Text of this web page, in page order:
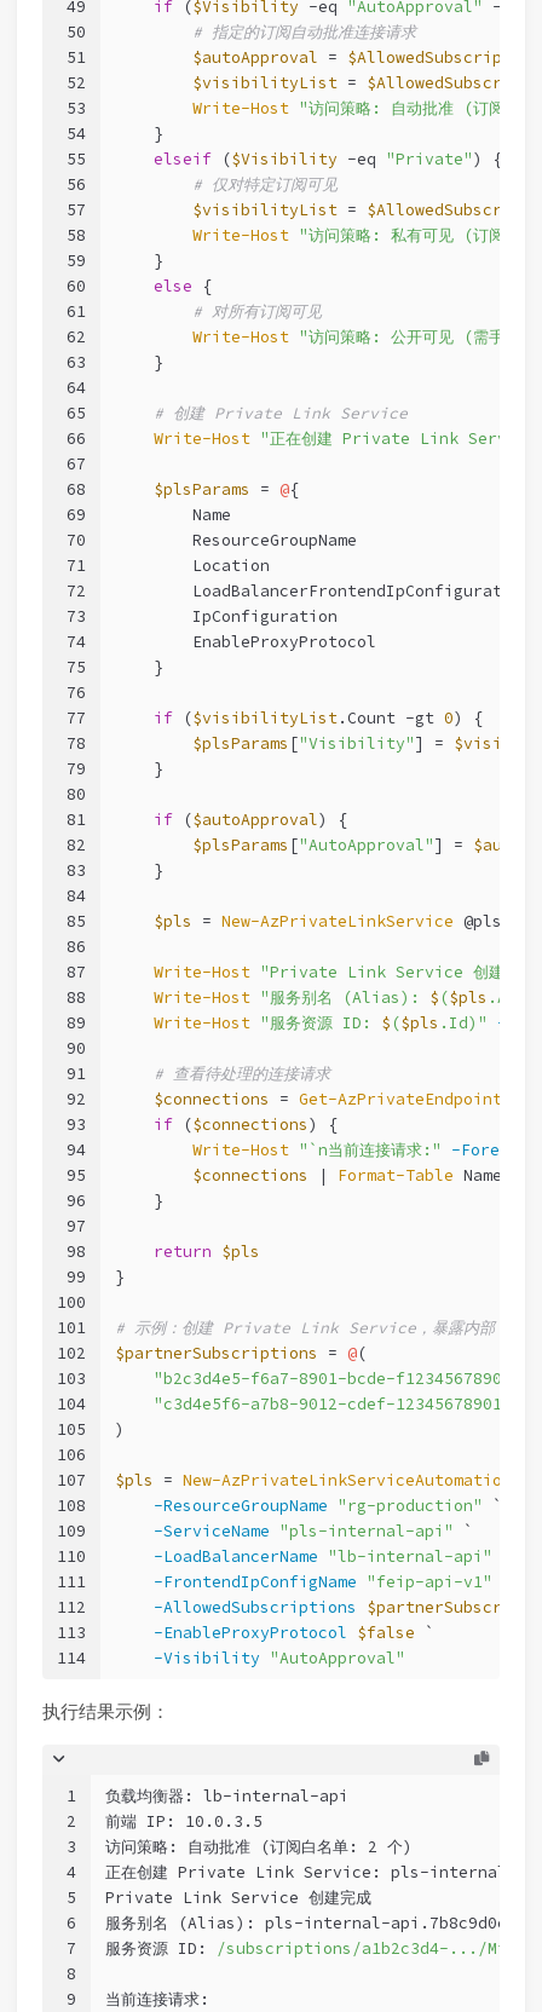
49
50
51
52
53
54
55
56
57
58
59
60
61
62
63
64
65
66
67
68
69
70
71
72
73
74
75
76
77
78
79
80
81
82
83
84
85
86
87
88
89
90
91
92
93
94
95
96
97
98
99
100
101
102
103
104
105
106
107
108
109
110
111
112
113
114
if ($Visibility -eq "AutoApproval" -and
# 指定的订阅自动批准连接请求
$autoApproval =
$visibilityList =
Write-Host "访问策略: 自动批准 (订阅白
    }
elseif ($Visibility -eq "Private") {
# 仅对特定订阅可见
$visibilityList =
Write-Host "访问策略: 私有可见 (订阅白
    }
else {
# 对所有订阅可见
Write-Host "访问策略: 公开可见 (需手动批
    }
# 创建 Private Link Service
Write-Host "正在创建 Private Link
$plsParams = @{
        Name                              =
        ResourceGroupName                 =
        Location                          =
        IpConfiguration                   =
        EnableProxyProtocol               =
    }
if ($visibilityList.Count -gt 0) {
$plsParams ["Visibility"] =
    }
if ($autoApproval) {
$plsParams ["AutoApproval"] =
    }
$pls = New-AzPrivateLinkService
Write-Host "Private Link Service 创建完成
Write-Host "服务别名 (Alias): $ ($pls
Write-Host "服务资源 ID: $ ($pls .Id)" -
# 查看待处理的连接请求
$connections = Get-
if ($connections) {
Write-Host "`n当前连接请求:"
-
$connections | Format-Table Name,
    }
return $pls
}
# 示例：创建 Private Link Service，暴露内部 API
$partnerSubscriptions = @(
"b2c3d4e5-f6a7-8901-bcde-f12345678901"
"c3d4e5f6-a7b8-9012-cdef-123456789012"
)
$pls = New-AzPrivateLinkServiceAutomation
-ResourceGroupName "rg-production" `
-ServiceName "pls-internal-api" `
-LoadBalancerName "lb-internal-api"
-FrontendIpConfigName "feip-api-v1"
-AllowedSubscriptions
-EnableProxyProtocol $false `
-Visibility "AutoApproval"
执行结果示例：
1
2
3
4
5
6
7
8
9
负载均衡器: lb-internal-api
前端 IP: 10.0.3.5
访问策略: 自动批准
(订阅白名单: 2 个)
正在创建 Private Link Service: pls-internal-
Private Link Service 创建完成
服务别名
(Alias) : pls-internal-api.7b8c9d0e-
服务资源 ID:
/subscriptions/a1b2c3d4-.../
当前连接请求: